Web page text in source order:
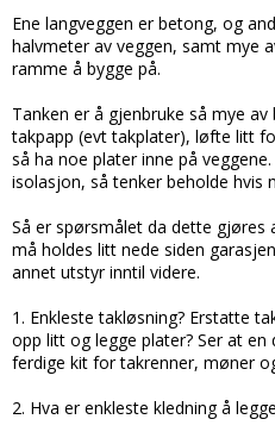
Ene langveggen er betong, og
halvmeter av veggen, samt mye
ramme å bygge på.
Tanken er å gjenbruke så mye
takpapp (evt takplater), løfte litt
så ha noe plater inne på
isolasjon, så tenker beholde hvis
Så er spørsmålet da dette
må holdes litt nede siden
annet utstyr inntil videre.
1. Enkleste takløsning? Erstatte
opp litt og legge plater? Ser at
ferdige kit for takrenner, møner
2. Hva er enkleste kledning å